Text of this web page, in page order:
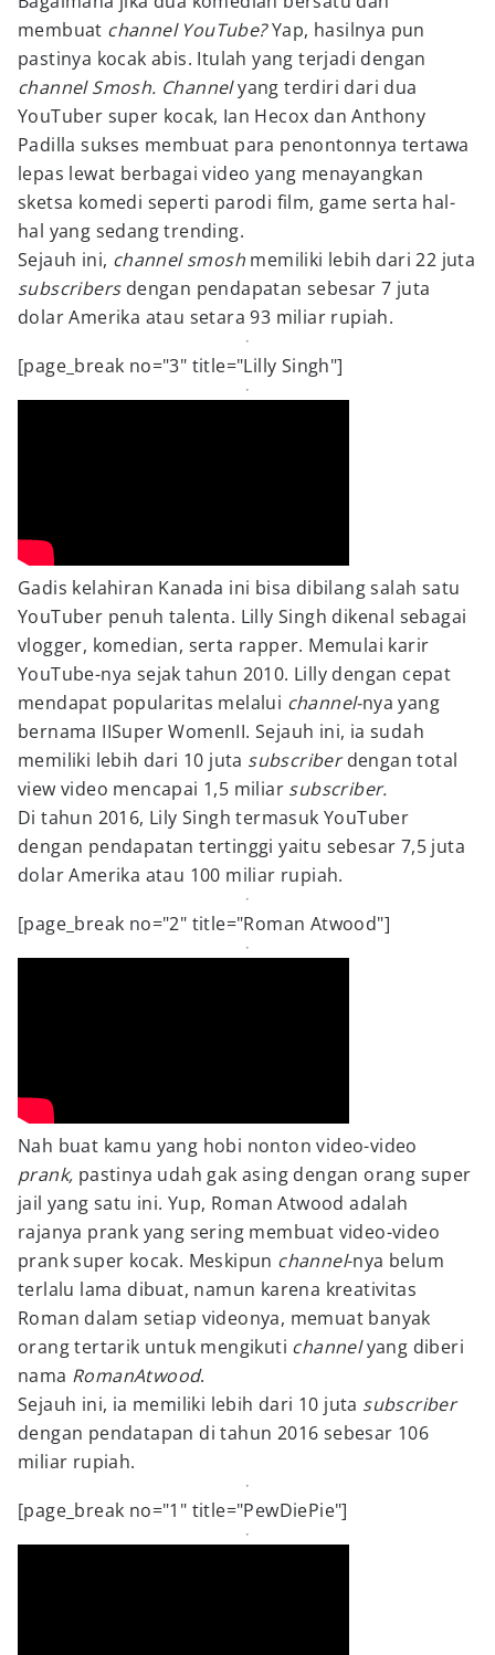
membuat channel YouTube?Yap, hasilnya pun
pastinya kocak abis. Itulah yang terjadi dengan
channel Smosh. Channelyang terdiri dari dua
YouTuber super kocak, Ian Hecox dan Anthony
Padilla sukses membuat para penontonnya tertawa
lepas lewat berbagai video yang menayangkan
sketsa komedi seperti parodi film, game serta hal-
hal yang sedang trending.
Sejauh ini, channel smosh memiliki lebih dari 22 juta
subscribersdengan pendapatan sebesar 7 juta
dolar Amerika atau setara 93 miliar rupiah.
[page_break no="3" title="Lilly Singh"]
Gadis kelahiran Kanada ini bisa dibilang salah satu
YouTuber penuh talenta. Lilly Singh dikenal sebagai
vlogger, komedian, serta rapper. Memulai karir
YouTube-nya sejak tahun 2010. Lilly dengan cepat
mendapat popularitas melalui channel-nya yang
bernama IISuper WomenII. Sejauh ini, ia sudah
memiliki lebih dari 10 juta subscriberdengan total
view video mencapai 1,5 miliar subscriber.
Di tahun 2016, Lily Singh termasuk YouTuber
dengan pendapatan tertinggi yaitu sebesar 7,5 juta
dolar Amerika atau 100 miliar rupiah.
[page_break no="2" title="Roman Atwood"]
Nah buat kamu yang hobi nonton video-video
prank, pastinya udah gak asing dengan orang super
jail yang satu ini. Yup, Roman Atwood adalah
rajanya prank yang sering membuat video-video
prank super kocak. Meskipun channel-nya belum
terlalu lama dibuat, namun karena kreativitas
Roman dalam setiap videonya, memuat banyak
orang tertarik untuk mengikuti channelyang diberi
nama RomanAtwood.
Sejauh ini, ia memiliki lebih dari 10 juta subscriber
dengan pendatapan di tahun 2016 sebesar 106
miliar rupiah.
[page_break no="1" title="PewDiePie"]